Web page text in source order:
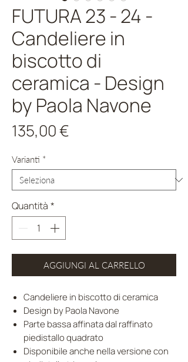
FUTURA 23 - 24 -
Candeliere in
biscotto di
ceramica - Design
by Paola Navone
135,00 €
Varianti *
Quantità *
AGGIUNGI AL CARRELLO
Candeliere in biscotto di ceramica
Design by Paola Navone
Parte bassa affinata dal raffinato
piedistallo quadrato
Disponibile anche nella versione con